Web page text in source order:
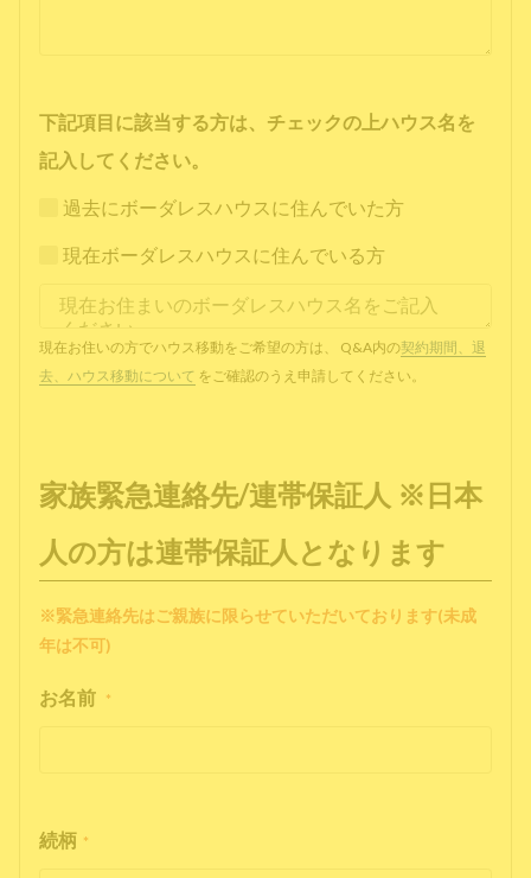
下記項目に該当する方は、チェックの上ハウス名を
記入してください。
過去にボーダレスハウスに住んでいた方
現在ボーダレスハウスに住んでいる方
現在お住いの方でハウス移動をご希望の方は、 Q&A内の契約期間、退
去、ハウス移動について をご確認のうえ申請してください。
家族緊急連絡先/連帯保証人 ※日本
人の方は連帯保証人となります
※緊急連絡先はご親族に限らせていただいております(未成
年は不可)
お名前 *
続柄 *